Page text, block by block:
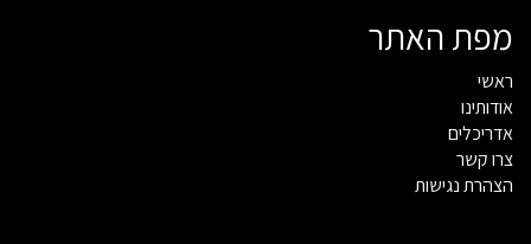
מפת האתר
ראשי
אודותינו
אדריכלים
צרו קשר
הצהרת נגישות